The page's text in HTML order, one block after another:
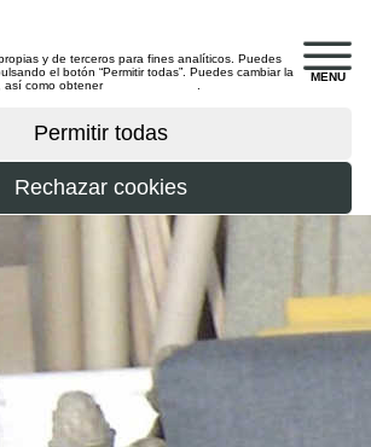
MENU
y de terceros para fines analíticos. Puedes
el botón “Permitir todas”. Puedes cambiar la
así como obtener